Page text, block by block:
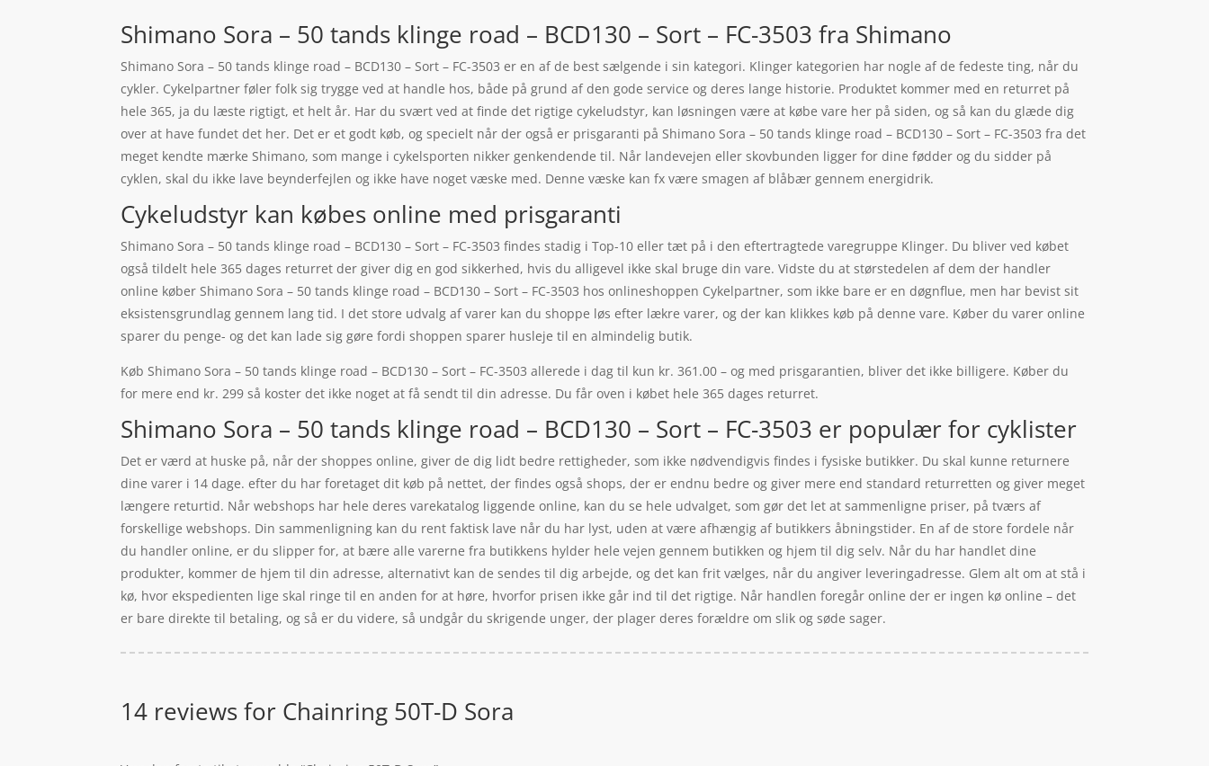
Shimano Sora – 50 tands klinge road – BCD130 – Sort – FC-3503 fra Shimano
Shimano Sora – 50 tands klinge road – BCD130 – Sort – FC-3503 er en af de best sælgende i sin kategori. Klinger kategorien har nogle af de fedeste ting, når du
cykler. Cykelpartner føler folk sig trygge ved at handle hos, både på grund af den gode service og deres lange historie. Produktet kommer med en returret på
hele 365, ja du læste rigtigt, et helt år. Har du svært ved at finde det rigtige cykeludstyr, kan løsningen være at købe vare her på siden, og så kan du glæde dig
over at have fundet det her. Det er et godt køb, og specielt når der også er prisgaranti på Shimano Sora – 50 tands klinge road – BCD130 – Sort – FC-3503 fra det
meget kendte mærke Shimano, som mange i cykelsporten nikker genkendende til. Når landevejen eller skovbunden ligger for dine fødder og du sidder på
cyklen, skal du ikke lave beynderfejlen og ikke have noget væske med. Denne væske kan fx være smagen af blåbær gennem energidrik.
Cykeludstyr kan købes online med prisgaranti
Shimano Sora – 50 tands klinge road – BCD130 – Sort – FC-3503 findes stadig i Top-10 eller tæt på i den eftertragtede varegruppe Klinger. Du bliver ved købet
også tildelt hele 365 dages returret der giver dig en god sikkerhed, hvis du alligevel ikke skal bruge din vare. Vidste du at størstedelen af dem der handler
online køber Shimano Sora – 50 tands klinge road – BCD130 – Sort – FC-3503 hos onlineshoppen Cykelpartner, som ikke bare er en døgnflue, men har bevist sit
eksistensgrundlag gennem lang tid. I det store udvalg af varer kan du shoppe løs efter lækre varer, og der kan klikkes køb på denne vare. Køber du varer online
sparer du penge- og det kan lade sig gøre fordi shoppen sparer husleje til en almindelig butik.
Køb Shimano Sora – 50 tands klinge road – BCD130 – Sort – FC-3503 allerede i dag til kun kr. 361.00 – og med prisgarantien, bliver det ikke billigere. Køber du
for mere end kr. 299 så koster det ikke noget at få sendt til din adresse. Du får oven i købet hele 365 dages returret.
Shimano Sora – 50 tands klinge road – BCD130 – Sort – FC-3503 er populær for cyklister
Det er værd at huske på, når der shoppes online, giver de dig lidt bedre rettigheder, som ikke nødvendigvis findes i fysiske butikker. Du skal kunne returnere
dine varer i 14 dage. efter du har foretaget dit køb på nettet, der findes også shops, der er endnu bedre og giver mere end standard returretten og giver meget
længere returtid. Når webshops har hele deres varekatalog liggende online, kan du se hele udvalget, som gør det let at sammenligne priser, på tværs af
forskellige webshops. Din sammenligning kan du rent faktisk lave når du har lyst, uden at være afhængig af butikkers åbningstider. En af de store fordele når
du handler online, er du slipper for, at bære alle varerne fra butikkens hylder hele vejen gennem butikken og hjem til dig selv. Når du har handlet dine
produkter, kommer de hjem til din adresse, alternativt kan de sendes til dig arbejde, og det kan frit vælges, når du angiver leveringadresse. Glem alt om at stå i
kø, hvor ekspedienten lige skal ringe til en anden for at høre, hvorfor prisen ikke går ind til det rigtige. Når handlen foregår online der er ingen kø online – det
er bare direkte til betaling, og så er du videre, så undgår du skrigende unger, der plager deres forældre om slik og søde sager.
14 reviews for Chainring 50T-D Sora